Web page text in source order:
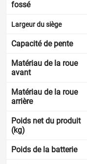
fossé
Largeur du siège
Capacité de pente
Matériau de la roue
avant
Matériau de la roue
arrière
Poids net du produit
(kg)
Poids de la batterie